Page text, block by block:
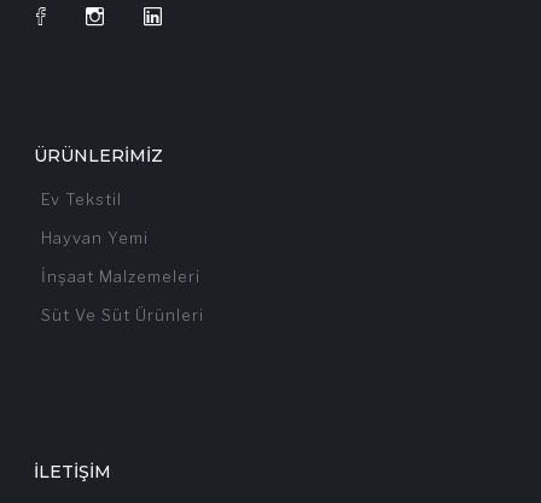
ÜRÜNLERIMIZ
Ev Tekstil
Hayvan Yemi
İnşaat Malzemeleri
Süt Ve Süt Ürünleri
İLETIŞIM